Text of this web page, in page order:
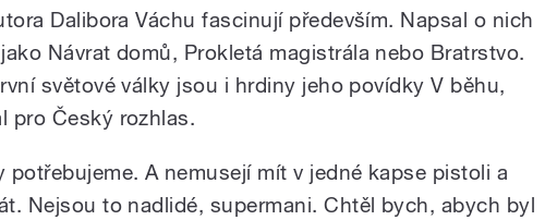
Dalibora Váchu fascinují především. Napsal o nich
Návrat domů, Prokletá magistrála nebo Bratrstvo.
světové války jsou i hrdiny jeho povídky V běhu,
pro Český rozhlas.
potřebujeme. A nemusejí mít v jedné kapse pistoli a
Nejsou to nadlidé, supermani. Chtěl bych, abych byl